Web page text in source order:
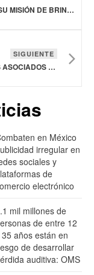
HALEON MÉXICO BUSCA REAFIRMAR SU MISIÓN DE BRINDAR SALUD AL PRESENTAR EL ÍNDICE DE INCLUSIÓN EN SALUD
SIGUIENTE
MÁS DEL 40% DE LOS CASOS DE CÁNCERES ASOCIADOS AL VIRUS DEL PAPILOMA HUMANO OCURREN EN HOMBRES
en México
irregular en
sociales y
de
electrónico
mil millones de
de entre 12
años están en
de desarrollar
auditiva: OMS